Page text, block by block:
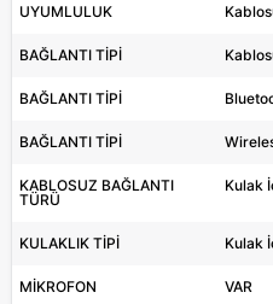
UYUMLULUK
BAĞLANTI TİPİ
BAĞLANTI TİPİ
BAĞLANTI TİPİ
KABLOSUZ BAĞLANTI
TÜRÜ
Kulak
KULAKLIK TİPİ Kulak
MİKROFON VAR